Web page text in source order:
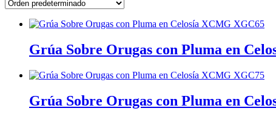
Grúa Sobre Orugas con Pluma en
Grúa Sobre Orugas con Pluma en